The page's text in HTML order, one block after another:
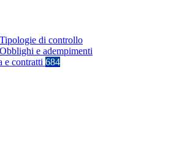
Tipologie di controllo
Obblighi e adempimenti
e contratti 684